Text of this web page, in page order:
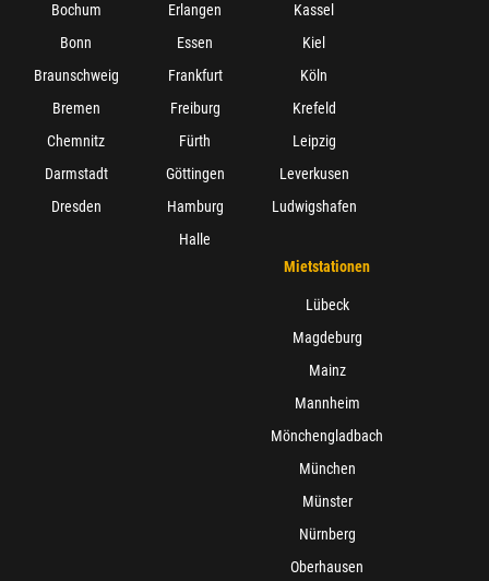
Bochum
Bonn
Braunschweig
Bremen
Chemnitz
Darmstadt
Dresden
Erlangen
Essen
Frankfurt
Freiburg
Fürth
Göttingen
Hamburg
Halle
Kassel
Kiel
Köln
Krefeld
Leipzig
Leverkusen
Ludwigshafen
Mietstationen
Lübeck
Magdeburg
Mainz
Mannheim
Mönchengladbach
München
Münster
Nürnberg
Oberhausen